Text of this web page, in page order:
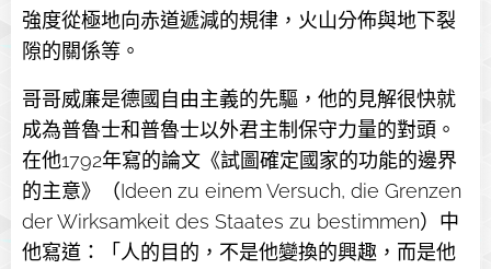
強度從極地向赤道遞減的規律，火山分佈與地下裂
隙的關係等。
哥哥威廉是德國自由主義的先驅，他的見解很快就
成為普魯士和普魯士以外君主制保守力量的對頭。
在他1792年寫的論文《試圖確定國家的功能的邊界
的主意》（Ideen zu einem Versuch, die Grenzen
der Wirksamkeit des Staates zu bestimmen）中
他寫道：「人的目的，不是他變換的興趣，而是他